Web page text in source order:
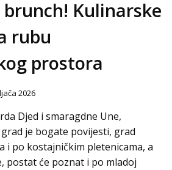
Kulinarske
rubu
prostora
2026
Djed i smaragdne Une,
je bogate povijesti, grad
i po kostajničkim pletenicama, a
postat će poznat i po mladoj